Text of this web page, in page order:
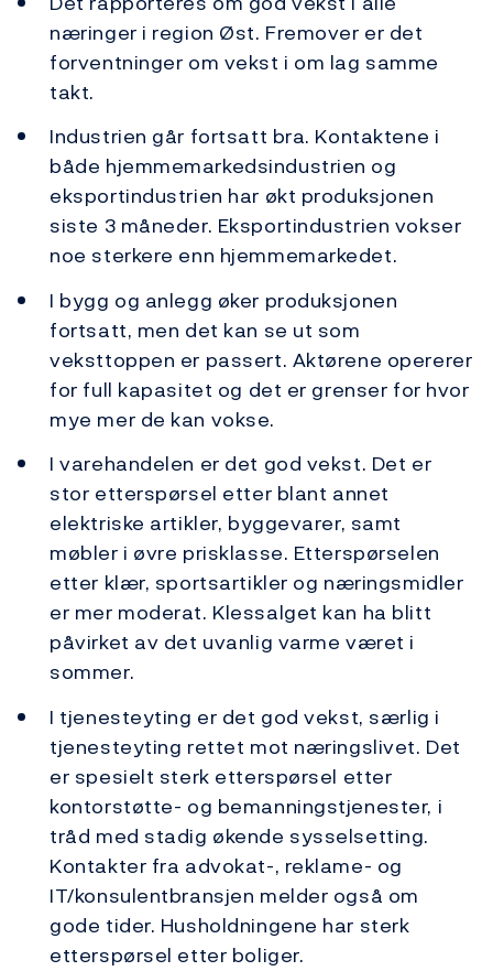
næringer i region Øst. Fremover er det
forventninger om vekst i om lag samme
takt.
Industrien går fortsatt bra. Kontaktene i
både hjemmemarkedsindustrien og
eksportindustrien har økt produksjonen
siste 3 måneder. Eksportindustrien vokser
noe sterkere enn hjemmemarkedet.
I bygg og anlegg øker produksjonen
fortsatt, men det kan se ut som
veksttoppen er passert. Aktørene opererer
for full kapasitet og det er grenser for hvor
mye mer de kan vokse.
I varehandelen er det god vekst. Det er
stor etterspørsel etter blant annet
elektriske artikler, byggevarer, samt
møbler i øvre prisklasse. Etterspørselen
etter klær, sportsartikler og næringsmidler
er mer moderat. Klessalget kan ha blitt
påvirket av det uvanlig varme været i
sommer.
I tjenesteyting er det god vekst, særlig i
tjenesteyting rettet mot næringslivet. Det
er spesielt sterk etterspørsel etter
kontorstøtte- og bemanningstjenester, i
tråd med stadig økende sysselsetting.
Kontakter fra advokat-, reklame- og
IT/konsulentbransjen melder også om
gode tider. Husholdningene har sterk
etterspørsel etter boliger.